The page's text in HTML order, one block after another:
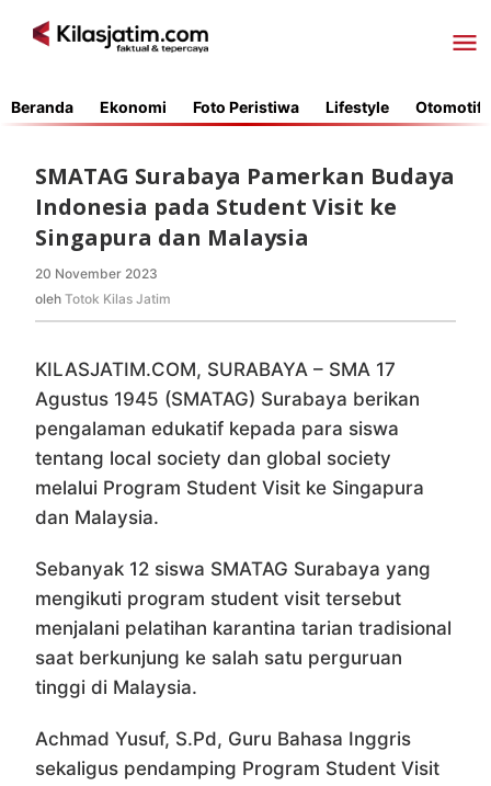
Beranda Ekonomi Foto Peristiwa Lifestyle Otomotif
SMATAG Surabaya Pamerkan Budaya
Indonesia pada Student Visit ke
Singapura dan Malaysia
20 November 2023
Totok
oleh Totok Kilas Jatim
KILASJATIM.COM, SURABAYA – SMA 17
Agustus 1945 (SMATAG) Surabaya berikan
pengalaman edukatif kepada para siswa
tentang local society dan global society
melalui Program Student Visit ke Singapura
dan Malaysia.
Sebanyak 12 siswa SMATAG Surabaya yang
mengikuti program student visit tersebut
menjalani pelatihan karantina tarian tradisional
saat berkunjung ke salah satu perguruan
tinggi di Malaysia.
Achmad Yusuf, S.Pd, Guru Bahasa Inggris
sekaligus pendamping Program Student Visit